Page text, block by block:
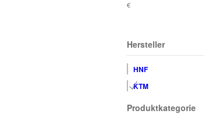
€
Hersteller
HNF
KTM
Produktkategorie